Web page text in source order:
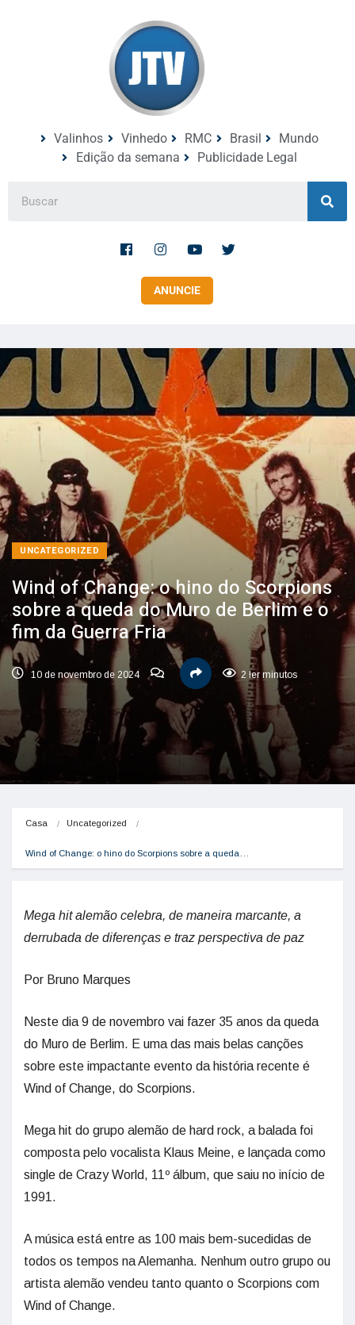
Valinhos Vinhedo RMC Brasil
Mundo
Edição da semana
Publicidade Legal
ANUNCIE
UNCATEGORIZED
Wind of Change: o hino do Scorpions
sobre a queda do Muro de Berlim e o
fim da Guerra Fria
10 de novembro de 2024 2 ler minutos
Casa Uncategorized
Wind of Change: o hino do Scorpions sobre a queda…
Mega hit alemão celebra, de maneira marcante, a
derrubada de diferenças e traz perspectiva de paz
Por Bruno Marques
Neste dia 9 de novembro vai fazer 35 anos da queda
do Muro de Berlim. E uma das mais belas canções
sobre este impactante evento da história recente é
Wind of Change, do Scorpions.
Mega hit do grupo alemão de hard rock, a balada foi
composta pelo vocalista Klaus Meine, e lançada como
single de Crazy World, 11º álbum, que saiu no início de
1991.
A música está entre as 100 mais bem-sucedidas de
todos os tempos na Alemanha. Nenhum outro grupo ou
artista alemão vendeu tanto quanto o Scorpions com
Wind of Change.